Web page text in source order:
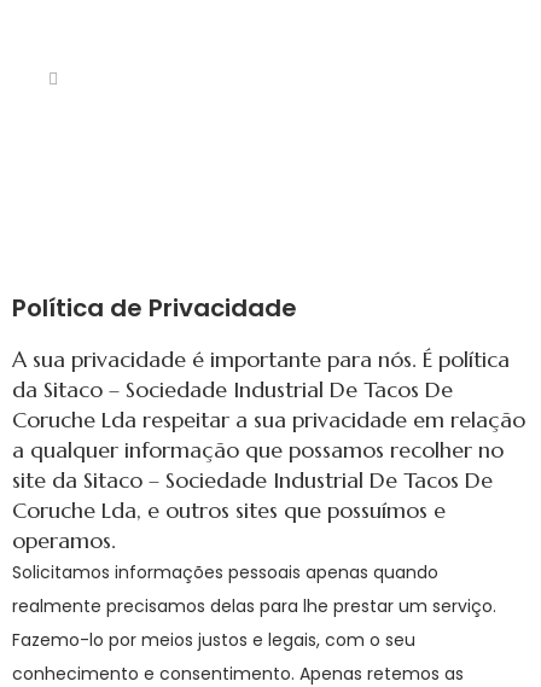
Política de Privacidade
A sua privacidade é importante para nós. É política
da Sitaco – Sociedade Industrial De Tacos De
Coruche Lda respeitar a sua privacidade em relação
a qualquer informação que possamos recolher no
site da Sitaco – Sociedade Industrial De Tacos De
Coruche Lda, e outros sites que possuímos e
operamos.
Solicitamos informações pessoais apenas quando
realmente precisamos delas para lhe prestar um serviço.
Fazemo-lo por meios justos e legais, com o seu
conhecimento e consentimento. Apenas retemos as